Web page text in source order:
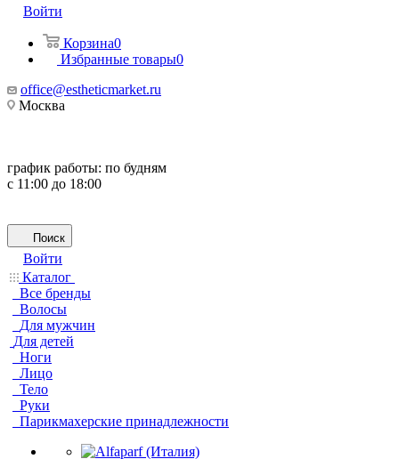
Войти
Корзина0
Избранные товары0
office@estheticmarket.ru
Москва
график работы: по будням
с 11:00 до 18:00
Поиск
Войти
Каталог
Все бренды
Волосы
Для мужчин
Для детей
Ноги
Лицо
Тело
Руки
Парикмахерские принадлежности